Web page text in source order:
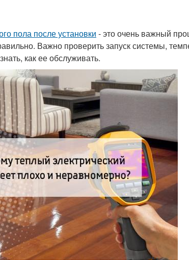
пола после установки - это очень важный
Важно проверить запуск системы,
как ее обслуживать.